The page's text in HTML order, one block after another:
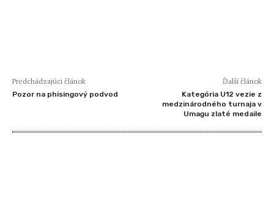
Predchádzajúci článok
Pozor na phisingový podvod
Ďalší článok
Kategória U12 vezie z
medzinárodného turnaja v
Umagu zlaté medaile